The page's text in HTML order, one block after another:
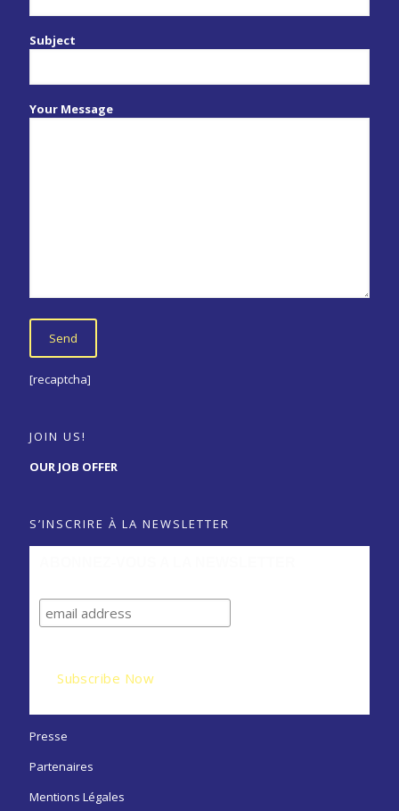
Subject
Your Message
[recaptcha]
JOIN US!
OUR JOB OFFER
S’INSCRIRE À LA NEWSLETTER
Presse
Partenaires
Mentions Légales